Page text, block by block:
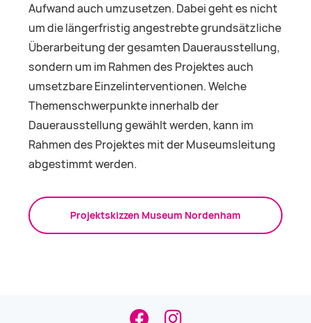
Aufwand auch umzusetzen. Dabei geht es nicht
um die längerfristig angestrebte grundsätzliche
Überarbeitung der gesamten Dauerausstellung,
sondern um im Rahmen des Projektes auch
umsetzbare Einzelinterventionen. Welche
Themenschwerpunkte innerhalb der
Dauerausstellung gewählt werden, kann im
Rahmen des Projektes mit der Museumsleitung
abgestimmt werden.
Projektskizzen Museum Nordenham